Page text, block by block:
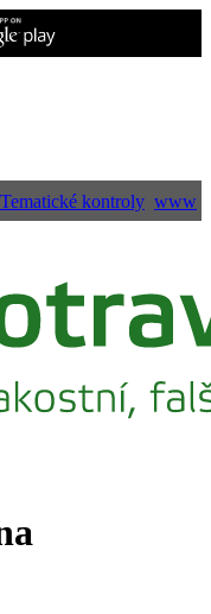
Tematické kontroly www